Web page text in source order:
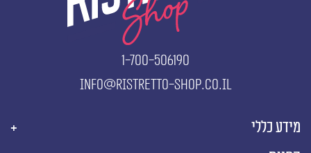
1-700-506190
info@ristretto-shop.co.il
מידע כללי